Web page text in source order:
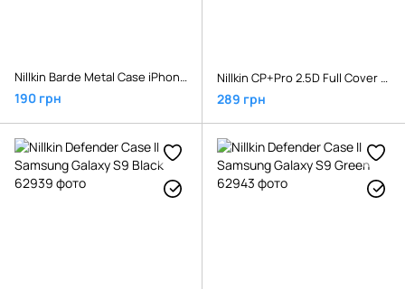
Nillkin Barde Metal Case iPhone 7 Gold
190 грн
Nillkin CP+Pro 2.5D Full Cover Tempered Glass Huawei Y6 2019 Black
289 грн